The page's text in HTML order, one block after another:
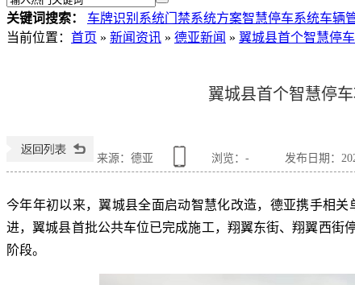
关键词搜索： 车牌识别系统门禁系统方案智慧停车系统车辆
当前位置 ： 首页 » 新闻资讯 » 德亚新闻 » 翼城县首个智慧停
翼城县首个智慧停
来源：德亚 浏览： - 发布日期：
今年年初以来，翼城县全面启动智慧化改造， 德亚携手相关
进，翼城县首批公共车位已完成施工， 翔翼东街、翔翼西街
阶段。